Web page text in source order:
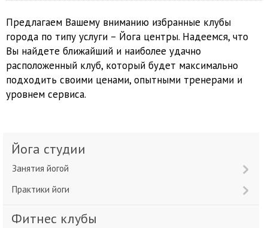
Предлагаем Вашему вниманию избранные клубы
города по типу услуги – Йога центры. Надеемся, что
Вы найдете ближайший и наиболее удачно
расположенный клуб, который будет максимально
подходить своими ценами, опытными тренерами и
уровнем сервиса.
Йога студии
Занятия йогой
Практики йоги
Фитнес клубы